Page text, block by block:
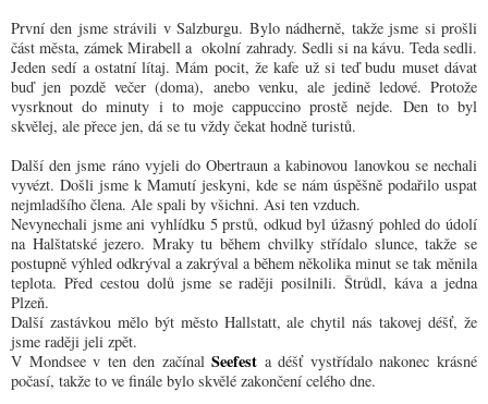
První den jsme strávili v Salzburgu. Bylo nádherně, takže jsme si prošli
část města, zámek Mirabell a okolní zahrady. Sedli si na kávu. Teda sedli.
Jeden sedí a ostatní lítaj. Mám pocit, že kafe už si teď budu muset dávat
buď jen pozdě večer (doma), anebo venku, ale jedině ledové. Protože
vysrknout do minuty i to moje cappuccino prostě nejde. Den to byl
skvělej, ale přece jen, dá se tu vždy čekat hodně turistů.
Další den jsme ráno vyjeli do Obertraun a kabinovou lanovkou se nechali
vyvézt. Došli jsme k Mamutí jeskyni, kde se nám úspěšně podařilo uspat
nejmladšího člena. Ale spali by všichni. Asi ten vzduch.
Nevynechali jsme ani vyhlídku 5 prstů, odkud byl úžasný pohled do údolí
na Halštatské jezero. Mraky tu během chvilky střídalo slunce, takže se
postupně výhled odkrýval a zakrýval a během několika minut se tak měnila
teplota. Před cestou dolů jsme se raději posilnili. Štrůdl, káva a jedna
Plzeň.
Další zastávkou mělo být město Hallstatt, ale chytil nás takovej déšť, že
jsme raději jeli zpět.
V Mondsee v ten den začínalSeefest a déšť vystřídalo nakonec krásné
počasí, takže to ve finále bylo skvělé zakončení celého dne.